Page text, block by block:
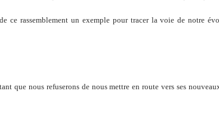
ce rassemblement un exemple pour tracer la voie de notre
que nous refuserons de nous mettre en route vers ses